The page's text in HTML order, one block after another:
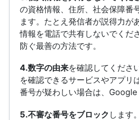
の資格情報、住所、社会保障番
ます。たとえ発信者が説得力が
情報を電話で共有しないでくだ
防ぐ最善の方法です。
4.数字の由来を確認してくださ
を確認できるサービスやアプリ
番号が疑わしい場合は、
5.不審な番号をブロック します